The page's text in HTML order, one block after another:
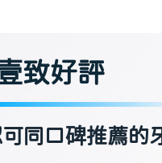
致好評
同口碑推薦的